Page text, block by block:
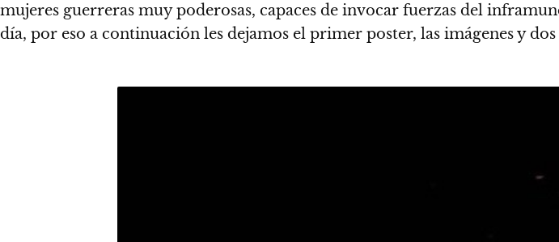
mujeres guerreras muy poderosas, capaces de invocar fuerzas del
día, por eso a continuación les dejamos el primer poster, las imágenes y